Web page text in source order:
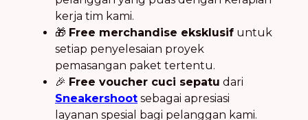
kerja tim kami.
🎁 Free merchandise eksklusif untuk
setiap penyelesaian proyek
pemasangan paket tertentu.
🎉 Free voucher cuci sepatu dari
Sneakershoot sebagai apresiasi
layanan spesial bagi pelanggan kami.